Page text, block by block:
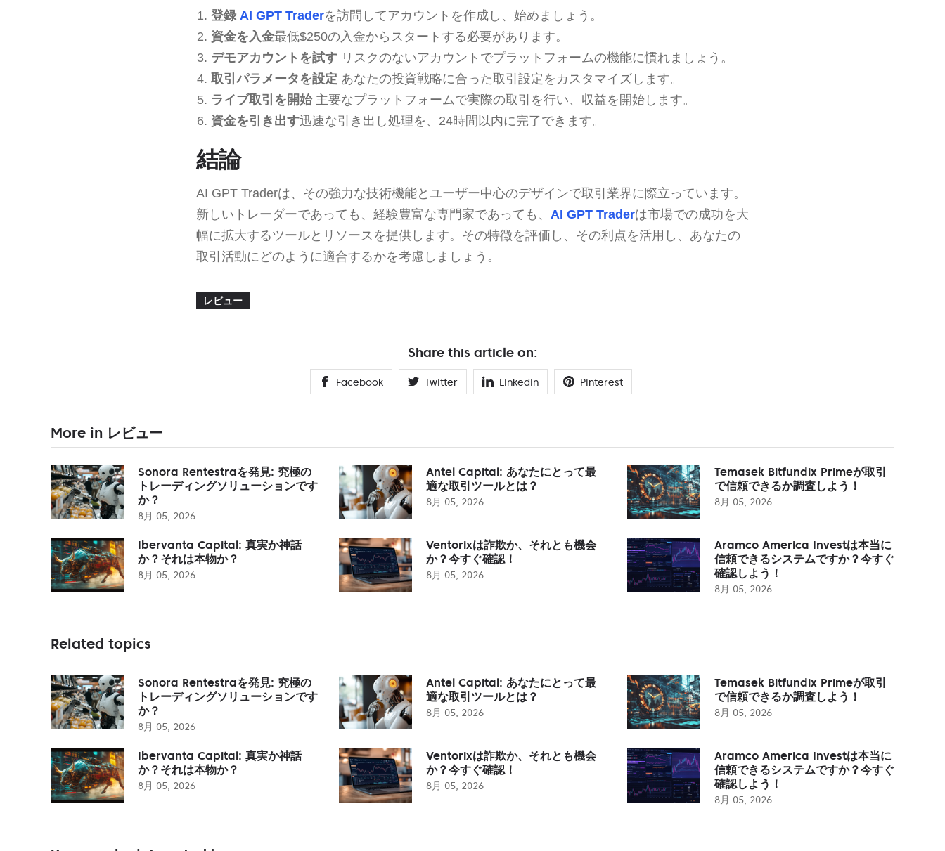
登録 AI GPT Traderを訪問してアカウントを作成し、始めましょう。
資金を入金最低$250の入金からスタートする必要があります。
デモアカウントを試すリスクのないアカウントでプラットフォームの機能に慣れましょう。
取引パラメータを設定 あなたの投資戦略に合った取引設定をカスタマイズします。
ライブ取引を開始主要なプラットフォームで実際の取引を行い、収益を開始します。
資金を引き出す迅速な引き出し処理を、24時間以内に完了できます。
結論
AI GPT Traderは、その強力な技術機能とユーザー中心のデザインで取引業界に際立っています。
新しいトレーダーであっても、経験豊富な専門家であっても、 AI GPT Traderは市場での成功を大
幅に拡大するツールとリソースを提供します。その特徴を評価し、その利点を活用し、あなたの
取引活動にどのように適合するかを考慮しましょう。
レビュー
Share this article on:
Facebook Twitter Linkedin Pinterest
More in レビュー
Sonora Rentestraを発見: 究極の
トレーディングソリューションです
か？
8月 05, 2026
Antel Capital: あなたにとって最
適な取引ツールとは？
8月 05, 2026
Temasek Bitfundix Primeが取引
で信頼できるか調査しよう！
8月 05, 2026
Ibervanta Capital: 真実か神話
か？それは本物か？
8月 05, 2026
Ventorixは詐欺か、それとも機会
か？今すぐ確認！
8月 05, 2026
Aramco America Investは本当に
信頼できるシステムですか？今すぐ
確認しよう！
8月 05, 2026
Related topics
Sonora Rentestraを発見: 究極の
トレーディングソリューションです
か？
8月 05, 2026
Antel Capital: あなたにとって最
適な取引ツールとは？
8月 05, 2026
Temasek Bitfundix Primeが取引
で信頼できるか調査しよう！
8月 05, 2026
Ibervanta Capital: 真実か神話
か？それは本物か？
8月 05, 2026
Ventorixは詐欺か、それとも機会
か？今すぐ確認！
8月 05, 2026
Aramco America Investは本当に
信頼できるシステムですか？今すぐ
確認しよう！
8月 05, 2026